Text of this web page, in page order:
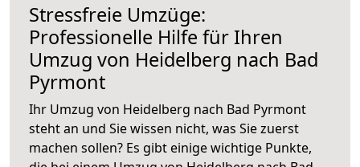
Stressfreie Umzüge:
Professionelle Hilfe für Ihren
Umzug von Heidelberg nach Bad
Pyrmont
Ihr Umzug von Heidelberg nach Bad Pyrmont
steht an und Sie wissen nicht, was Sie zuerst
machen sollen? Es gibt einige wichtige Punkte,